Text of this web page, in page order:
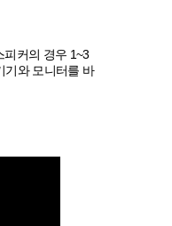
커의 경우 1~3
기와 모니터를 바